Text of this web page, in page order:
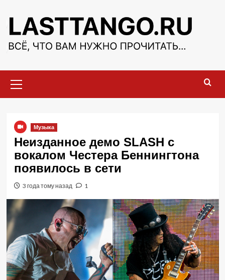
содержимому
меню
Музыка
Неизданное демо SLASH с
вокалом Честера Беннингтона
появилось в сети
3 года тому назад 1